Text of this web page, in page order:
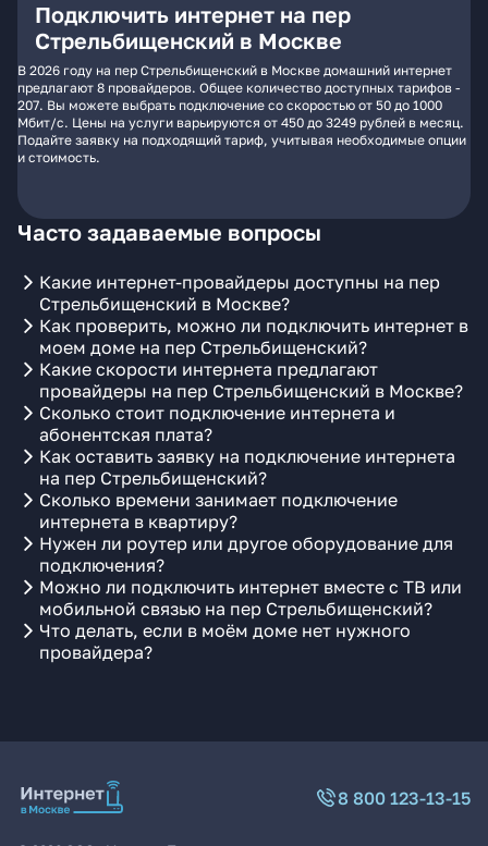
Подключить интернет на пер
Стрельбищенский в Москве
В 2026 году на пер Стрельбищенский в Москве домашний интернет
предлагают 8 провайдеров. Общее количество доступных тарифов -
207. Вы можете выбрать подключение со скоростью от 50 до 1000
Мбит/с. Цены на услуги варьируются от 450 до 3249 рублей в месяц.
Подайте заявку на подходящий тариф, учитывая необходимые опции
и стоимость.
Часто задаваемые вопросы
Какие интернет-провайдеры доступны на пер
Стрельбищенский в Москве?
Как проверить, можно ли подключить интернет в
моем доме на пер Стрельбищенский?
Какие скорости интернета предлагают
провайдеры на пер Стрельбищенский в Москве?
Сколько стоит подключение интернета и
абонентская плата?
Как оставить заявку на подключение интернета
на пер Стрельбищенский?
Сколько времени занимает подключение
интернета в квартиру?
Нужен ли роутер или другое оборудование для
подключения?
Можно ли подключить интернет вместе с ТВ или
мобильной связью на пер Стрельбищенский?
Что делать, если в моём доме нет нужного
провайдера?
8 800 123-13-15